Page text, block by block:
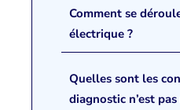
Comment se
électrique ?
Quelles sont les
diagnostic n’est